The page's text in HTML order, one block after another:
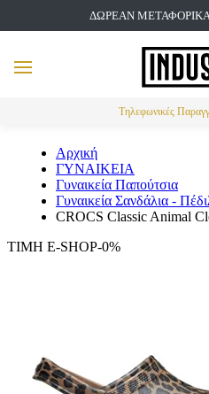
ΔΩΡΕΑΝ ΜΕΤΑΦΟΡΙΚΑ
Τηλεφωνικές
MENU
Αρχική
ΓΥΝΑΙΚΕΙΑ
Γυναικεία Παπούτσια
Γυναικεία Σανδάλια -
CROCS Classic Animal
ΤΙΜΗ E-SHOP-0%